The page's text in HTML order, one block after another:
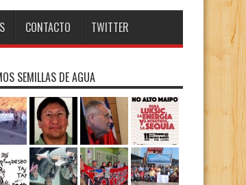
CONTACTO TWITTER
SEMILLAS DE AGUA